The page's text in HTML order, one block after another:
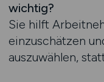
wichtig?
Sie hilft
einzuschätzen
auszuwählen,